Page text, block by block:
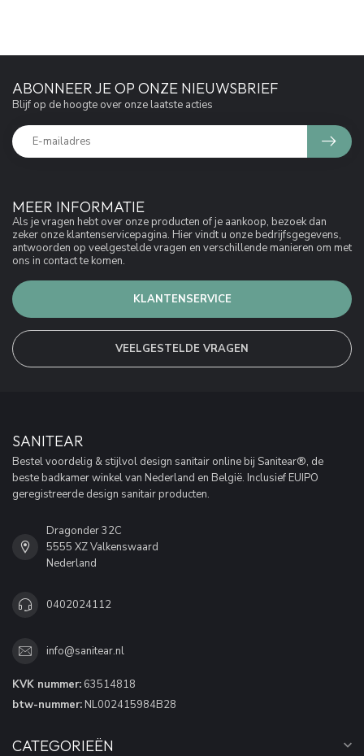
MEER INFORMATIE
Als je vragen hebt over onze producten of je aankoop, bezoek dan
zeker onze klantenservicepagina. Hier vindt u onze bedrijfsgegevens,
antwoorden op veelgestelde vragen en verschillende manieren om met
ons in contact te komen.
KLANTENSERVICE
VEELGESTELDE VRAGEN
ABONNEER JE OP ONZE NIEUWSBRIEF
Blijf op de hoogte over onze laatste acties
SANITEAR
Bestel voordelig & stijlvol design sanitair online bij Sanitear®, de
beste badkamer winkel van Nederland en België. Inclusief EUIPO
geregistreerde design sanitair producten.
Dragonder 32C
5555 XZ Valkenswaard
Nederland
0402024112
info@sanitear.nl
KVK nummer: 63514818
btw-nummer: NL002415984B28
CATEGORIEËN